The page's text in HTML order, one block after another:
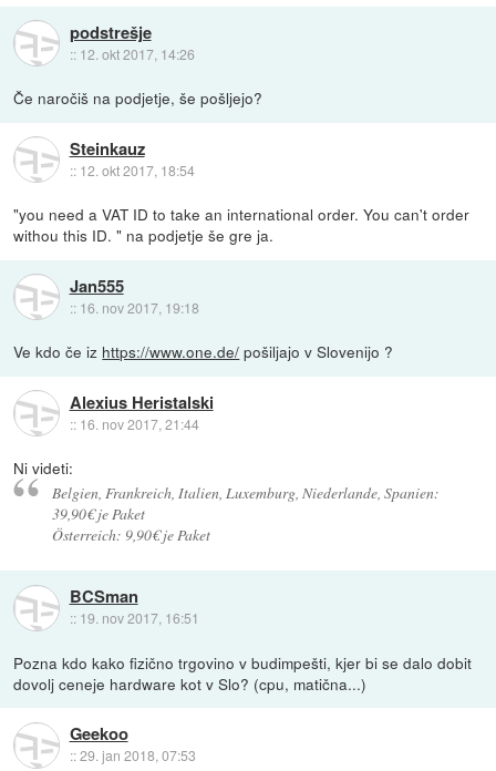
podstrešje
:: 12. okt 2017, 14:26
Če naročiš na podjetje, še pošljejo?
Steinkauz
:: 12. okt 2017, 18:54
"you need a VAT ID to take an international order. You can't order
withou this ID. " na podjetje še gre ja.
Jan555
:: 16. nov 2017, 19:18
Ve kdo če iz https://www.one.de/ pošiljajo v Slovenijo ?
Alexius Heristalski
:: 16. nov 2017, 21:44
Ni videti:
Belgien, Frankreich, Italien, Luxemburg, Niederlande, Spanien:
39,90€ je Paket
Österreich: 9,90€ je Paket
BCSman
:: 19. nov 2017, 16:51
Pozna kdo kako fizično trgovino v budimpešti, kjer bi se dalo dobit
dovolj ceneje hardware kot v Slo? (cpu, matična...)
Geekoo
::29. jan 2018, 07:53